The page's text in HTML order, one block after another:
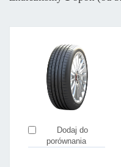
Austone od 573 zł
Goodride od 373 zł
Gripmax od 331 zł
Imperial od 390 zł
Minerva od 363 zł
Dodaj do
porównania